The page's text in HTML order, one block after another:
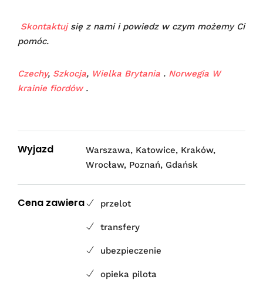
Skontaktujsię z nami i powiedz w czym możemy Ci
pomóc.
Czechy, Szkocja, Wielka Brytania . Norwegia W
krainie fiordów.
Wyjazd
Warszawa, Katowice, Kraków,
Wrocław, Poznań, Gdańsk
Cena zawiera przelot
transfery
ubezpieczenie
opieka pilota